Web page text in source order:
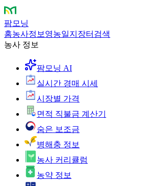
팜모닝
홈농사정보 영농일지 장터 검색
농사 정보
팜모닝 AI
실시간 경매 시세
시장별 가격
면적 직불금 계산기
숨은 보조금
병해충 정보
농사 커리큘럼
농약 정보